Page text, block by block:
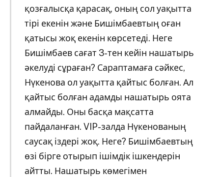
қозғалысқа қарасақ, оның сол уақытта
тірі екенін және Бишімбаевтың оған
қатысы жоқ екенін көрсетеді. Неге
Бишімбаев сағат 3-тен кейін нашатырь
әкелуді сұраған? Сараптамаға сәйкес,
Нүкенова ол уақытта қайтыс болған. Ал
қайтыс болған адамды нашатырь оята
алмайды. Оны басқа мақсатта
пайдаланған. VIP-залда Нүкенованың
саусақ іздері жоқ. Неге? Бишімбаевтың
өзі бірге отырып ішімдік ішкендерін
айтты. Нашатырь көмегімен